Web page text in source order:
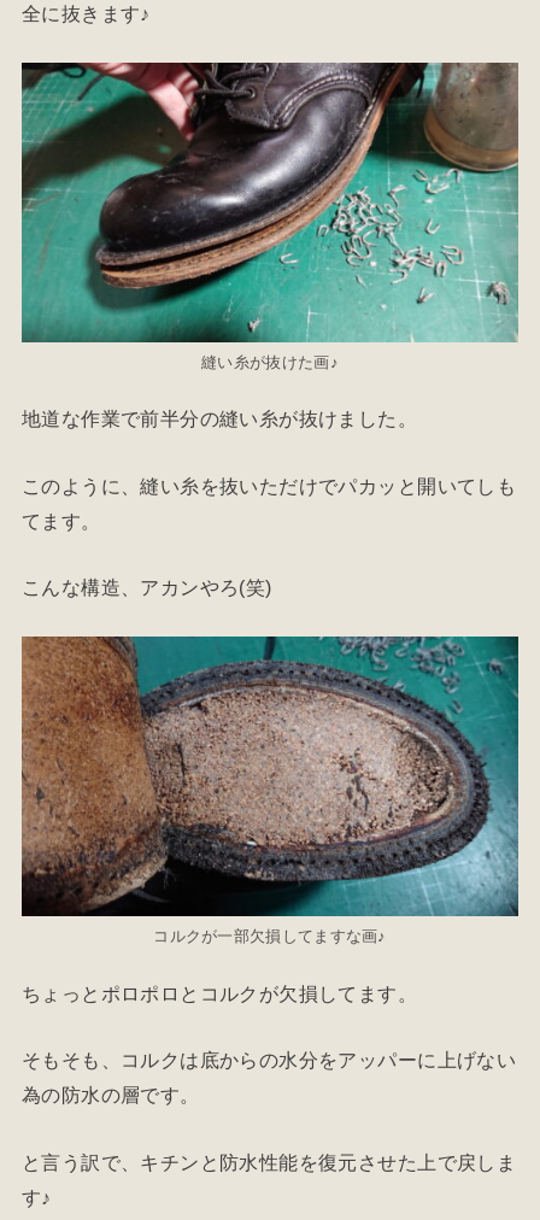
全に抜きます♪
縫い糸が抜けた画♪
地道な作業で前半分の縫い糸が抜けました。
このように、縫い糸を抜いただけでパカッと開いてしも
てます。
こんな構造、アカンやろ(笑)
コルクが一部欠損してますな画♪
ちょっとポロポロとコルクが欠損してます。
そもそも、コルクは底からの水分をアッパーに上げない
為の防水の層です。
と言う訳で、キチンと防水性能を復元させた上で戻しま
す♪